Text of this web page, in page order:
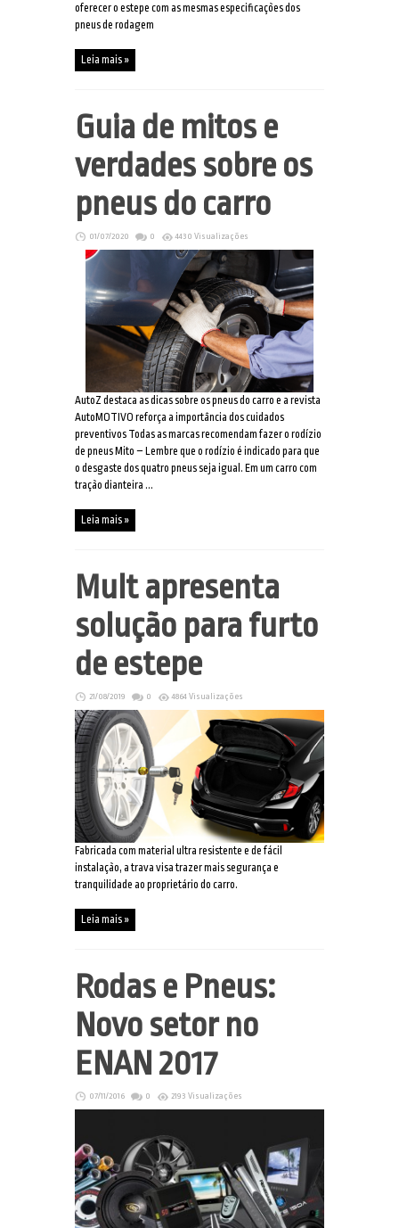
oferecer o estepe com as mesmas especificações dos
pneus de rodagem
Leia mais »
Guia de mitos e
verdades sobre os
pneus do carro
01/07/2020 0 4430 Visualizações
AutoZ destaca as dicas sobre os pneus do carro e a revista
AutoMOTIVO reforça a importância dos cuidados
preventivos Todas as marcas recomendam fazer o rodízio
de pneus Mito – Lembre que o rodízio é indicado para que
o desgaste dos quatro pneus seja igual. Em um carro com
tração dianteira ...
Leia mais »
Mult apresenta
solução para furto
de estepe
21/08/2019 0 4864 Visualizações
Fabricada com material ultra resistente e de fácil
instalação, a trava visa trazer mais segurança e
tranquilidade ao proprietário do carro.
Leia mais »
Rodas e Pneus:
Novo setor no
ENAN 2017
07/11/2016 0 2193 Visualizações